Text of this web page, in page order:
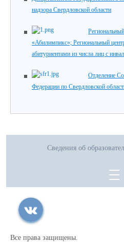
надзора Свердловской области
«Абилимпикс»; Региональный
абитуриентами из числа лиц с
Отделение
Федерации по Свердловской
Сведения об
Все права защищены.